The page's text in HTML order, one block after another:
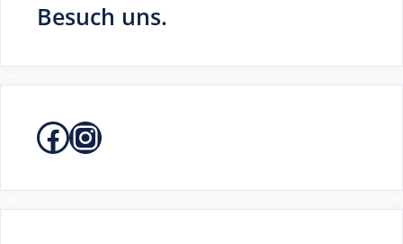
Besuch uns.
Facebook
Instagram